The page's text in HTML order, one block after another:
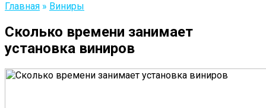
Главная » Виниры
Сколько времени занимает
установка виниров